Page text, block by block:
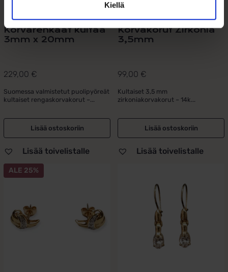
Kiellä
Korvarenkaat kultaa
3mm x 20mm
229,00 €
Suomessa valmistetut puolipyöreät
kultaiset rengaskorvakorut –...
Lisää ostoskoriin
Lisää toivelistalle
Korvakorut Zirkonia
3,5mm
99,00 €
Kultaiset 3,5 mm
zirkoniakorvakorut – 14k...
Lisää ostoskoriin
Lisää toivelistalle
ALE 25%